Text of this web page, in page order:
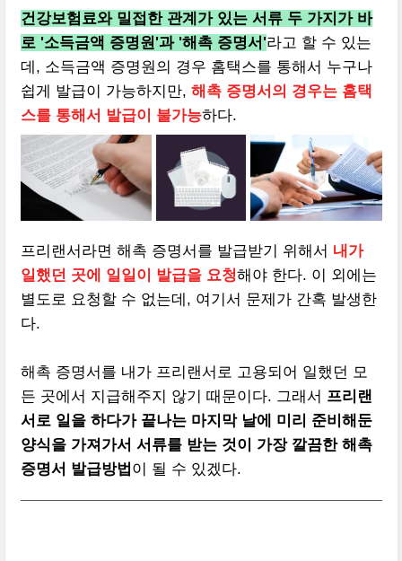
건강보험료와 밀접한 관계가 있는 서류 두 가지가 바
로 '소득금액 증명원'과 '해촉 증명서'라고 할 수 있는
데, 소득금액 증명원의 경우 홈택스를 통해서 누구나
쉽게 발급이 가능하지만, 해촉 증명서의 경우는 홈택
스를 통해서 발급이 불가능하다.
프리랜서라면 해촉 증명서를 발급받기 위해서 내가
일했던 곳에 일일이 발급을 요청해야 한다. 이 외에는
별도로 요청할 수 없는데, 여기서 문제가 간혹 발생한
다.
해촉 증명서를 내가 프리랜서로 고용되어 일했던 모
든 곳에서 지급해주지 않기 때문이다. 그래서 프리랜
서로 일을 하다가 끝나는 마지막 날에 미리 준비해둔
양식을 가져가서 서류를 받는 것이 가장 깔끔한 해촉
증명서 발급방법 이 될 수 있겠다.